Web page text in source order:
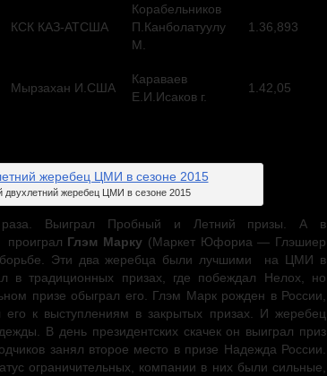
КСК КАЗ-АТСША
Корабельников
П.Канболатуулу
М.
1.36,893
Мырзахан И.США
Караваев
Е.И.Исаков г.
1.42,05
жеребец ЦМИ в сезоне 2015
Выиграл Пробный и Летний призы. А в
проиграл Глэм Марку (Maркет Юфoриa — Глэшиeр
Эти два жеребца были лучшими на ЦМИ в
в традиционных призах, где побеждал Нелох, но
призе обыграл его. Глэм Марк рожден в России,
к выступлениям в закрытых призах. И жеребец
В день президентских скачек он выиграл приз
занял второе место в призе Надежда России.
ограничительных, компании в них были сильные,